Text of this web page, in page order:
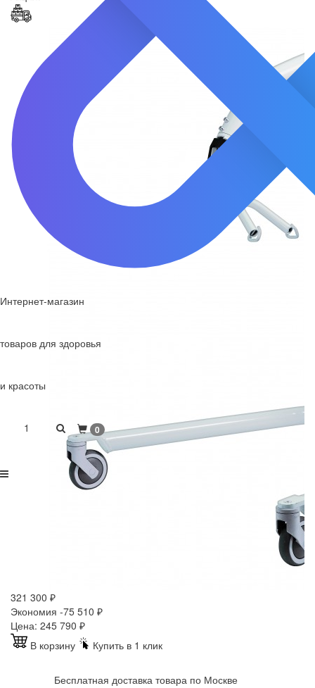
Интернет-магазин
товаров для здоровья
и красоты
1 0
321 300 ₽
Экономия -75 510 ₽
Цена: 245 790 ₽
В корзину
Купить в 1 клик
Бесплатная доставка товара по Москве